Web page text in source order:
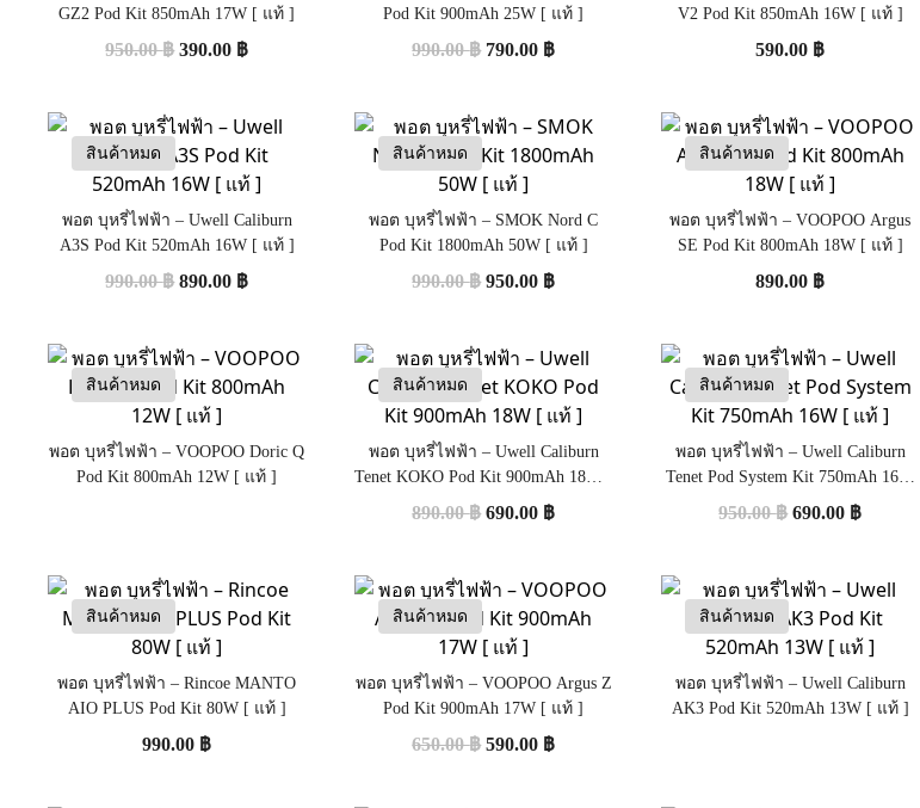
GZ2 Pod Kit 850mAh 17W [ แท้ ]
950.00฿ 390.00 ฿
Pod Kit 900mAh 25W [ แท้ ]
990.00฿ 790.00 ฿
V2 Pod Kit 850mAh 16W [ แท้ ]
590.00 ฿
สินค้าหมด
พอต บุหรี่ไฟฟ้า – Uwell Caliburn
A3S Pod Kit 520mAh 16W [ แท้ ]
990.00฿ 890.00 ฿
สินค้าหมด
พอต บุหรี่ไฟฟ้า – SMOK Nord C
Pod Kit 1800mAh 50W [ แท้ ]
990.00฿ 950.00 ฿
สินค้าหมด
พอต บุหรี่ไฟฟ้า – VOOPOO Argus
SE Pod Kit 800mAh 18W [ แท้ ]
890.00 ฿
สินค้าหมด
พอต บุหรี่ไฟฟ้า – VOOPOO Doric Q
Pod Kit 800mAh 12W [ แท้ ]
สินค้าหมด
พอต บุหรี่ไฟฟ้า – Uwell Caliburn
Tenet KOKO Pod Kit 900mAh 18W [
แท้ ]
890.00฿ 690.00 ฿
สินค้าหมด
พอต บุหรี่ไฟฟ้า – Uwell Caliburn
Tenet Pod System Kit 750mAh 16W
[ แท้ ]
950.00฿ 690.00 ฿
สินค้าหมด
พอต บุหรี่ไฟฟ้า – Rincoe MANTO
AIO PLUS Pod Kit 80W [ แท้ ]
990.00 ฿
สินค้าหมด
พอต บุหรี่ไฟฟ้า – VOOPOO Argus Z
Pod Kit 900mAh 17W [ แท้ ]
650.00฿ 590.00 ฿
สินค้าหมด
พอต บุหรี่ไฟฟ้า – Uwell Caliburn
AK3 Pod Kit 520mAh 13W [ แท้ ]